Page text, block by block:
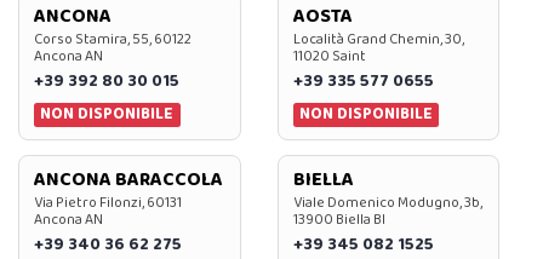
ANCONA
Corso Stamira, 55, 60122
Ancona AN
+39 392 80 30 015
NON DISPONIBILE
AOSTA
Località Grand Chemin, 30,
11020 Saint
+39 335 577 0655
NON DISPONIBILE
ANCONA BARACCOLA
Via Pietro Filonzi, 60131
Ancona AN
+39 340 36 62 275
BIELLA
Viale Domenico Modugno, 3b,
13900 Biella BI
+39 345 082 1525